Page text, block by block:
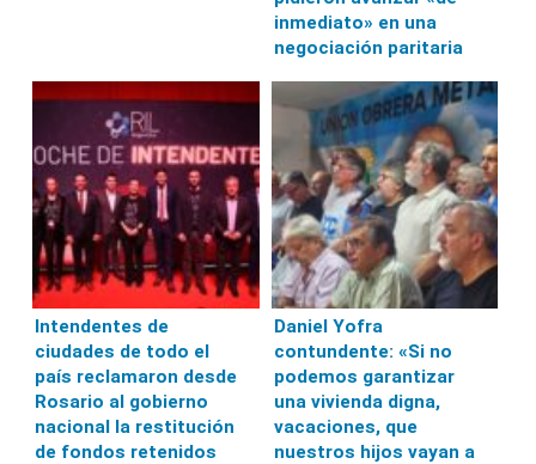
inmediato» en una
negociación paritaria
Intendentes de
ciudades de todo el
país reclamaron desde
Rosario al gobierno
nacional la restitución
de fondos retenidos
Daniel Yofra
contundente: «Si no
podemos garantizar
una vivienda digna,
vacaciones, que
nuestros hijos vayan a